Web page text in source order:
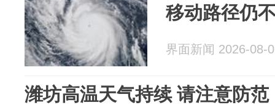
移动路径仍
界面新闻 2026-08-
潍坊高温天气持续 请注意防范